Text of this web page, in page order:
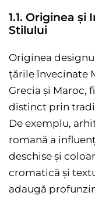
1.1. Originea
Stilului
Originea
țările învecinate
Grecia și Maroc,
distinct prin
De exemplu,
romană a
deschise și
cromatică și
adaugă